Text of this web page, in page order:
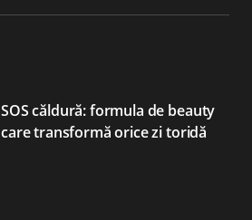
SOS căldură: formula de beauty
care transformă orice zi toridă